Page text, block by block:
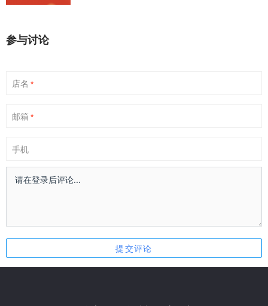
参与讨论
店名 *
邮箱 *
手机